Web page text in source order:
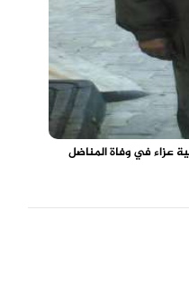
عزاء في وفاة المناضل